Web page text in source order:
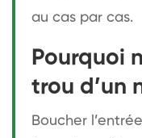
au cas par cas.
Pourquoi
trou d’un
Boucher